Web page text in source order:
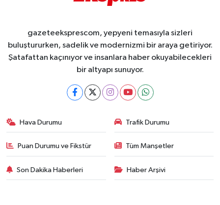
gazeteeksprescom, yepyeni temasıyla sizleri
buluştururken, sadelik ve modernizmi bir araya getiriyor.
Şatafattan kaçınıyor ve insanlara haber okuyabilecekleri
bir altyapı sunuyor.
Hava Durumu Trafik Durumu
Puan Durumu ve Fikstür Tüm Manşetler
Son Dakika Haberleri Haber Arşivi